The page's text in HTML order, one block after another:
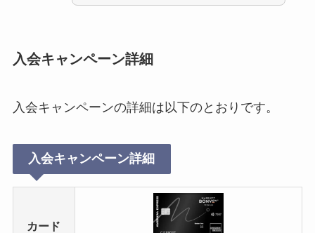
入会キャンペーン詳細
入会キャンペーンの詳細は以下のとおりです。
入会キャンペーン詳細
カード